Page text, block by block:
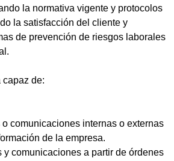
la normativa vigente y protocolos
la satisfacción del cliente y
de prevención de riesgos laborales
capaz de:
comunicaciones internas o externas
de la empresa.
y comunicaciones a partir de órdenes